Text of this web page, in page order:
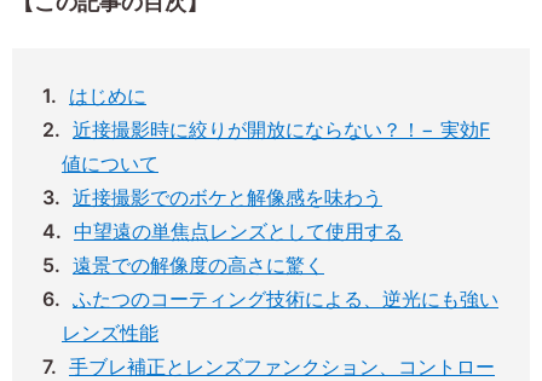
はじめに
近接撮影時に絞りが開放にならない？！− 実効F
値について
近接撮影でのボケと解像感を味わう
中望遠の単焦点レンズとして使用する
遠景での解像度の高さに驚く
ふたつのコーティング技術による、逆光にも強い
レンズ性能
手ブレ補正とレンズファンクション、コントロー